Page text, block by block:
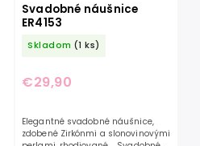
Svadobné náušnice
ER4153
Skladom (1 ks)
€29,90
Elegantné svadobné náušnice,
zdobené Zirkónmi a slonovinovými